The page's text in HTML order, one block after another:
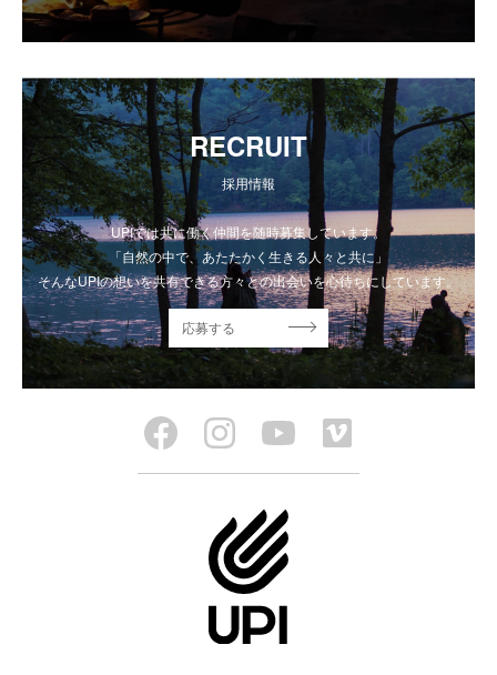
RECRUIT
採用情報
UPIでは共に働く仲間を随時募集しています。
「自然の中で、あたたかく生きる人々と共に」
そんなUPIの想いを共有できる方々との出会いを心待ちにしています。
応募する